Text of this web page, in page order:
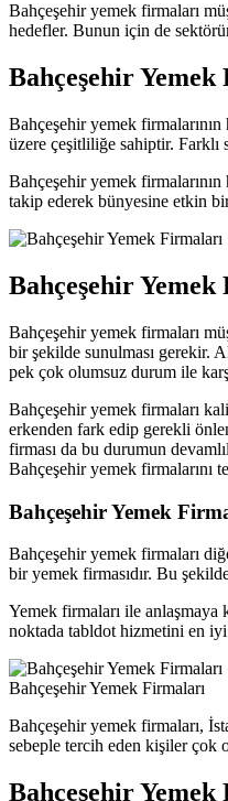
Bahçeşehir yemek firmaları
hedefler. Bunun için de
Bahçeşehir
Bahçeşehir yemek
üzere çeşitliliğe sahiptir. Farklı
Bahçeşehir yemek
takip ederek bünyesine etkin
Bahçeşehir
Bahçeşehir yemek firmaları
bir şekilde sunulması gerekir.
pek çok olumsuz durum ile
Bahçeşehir yemek firmaları
erkenden fark edip gerekli
firması da bu durumun
Bahçeşehir yemek firmalarını
Bahçeşehir Yemek
Bahçeşehir yemek firmaları
bir yemek firmasıdır. Bu
Yemek firmaları ile
noktada tabldot hizmetini en
Bahçeşehir Yemek Firmaları
Bahçeşehir yemek firmaları,
sebeple tercih eden kişiler çok
Bahçeşehir